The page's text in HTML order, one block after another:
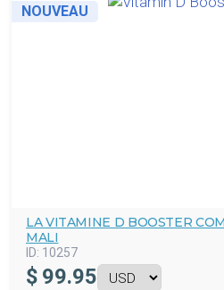
NOUVEAU
LA VITAMINE D BOOSTER
MALI
ID: 10257
$ 99.95